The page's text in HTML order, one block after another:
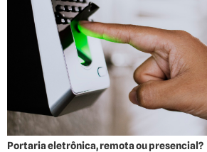
Portaria eletrônica, remota ou presencial?